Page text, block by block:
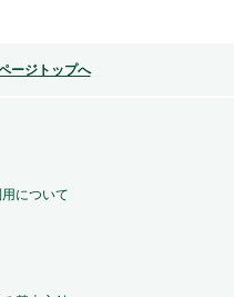
ージトップへ
について